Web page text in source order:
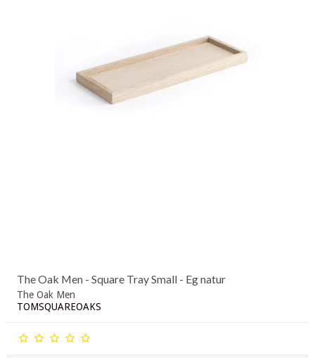
The Oak Men - Square Tray Small - Eg natur
The Oak Men
TOMSQUAREOAKS